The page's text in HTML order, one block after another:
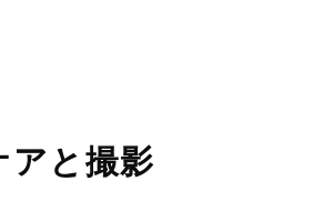
アと撮影